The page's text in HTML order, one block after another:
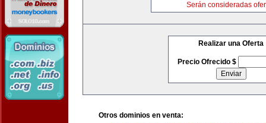
Serán consideradas
Realizar una Oferta
Precio Ofrecido $
Otros dominios en venta: